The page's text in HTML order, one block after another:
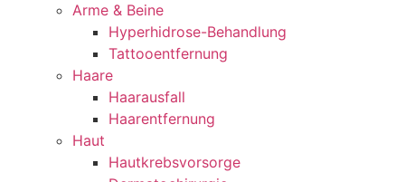
Arme & Beine
Hyperhidrose-Behandlung
Tattooentfernung
Haare
Haarausfall
Haarentfernung
Haut
Hautkrebsvorsorge